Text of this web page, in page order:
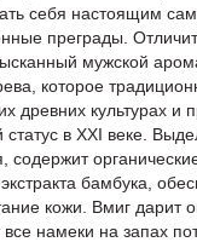
себя настоящим
преграды.
мужской
которое
древних культурах и
в XXI веке.
содержит
бамбука,
кожи. Вмиг дарит
все намеки на запах